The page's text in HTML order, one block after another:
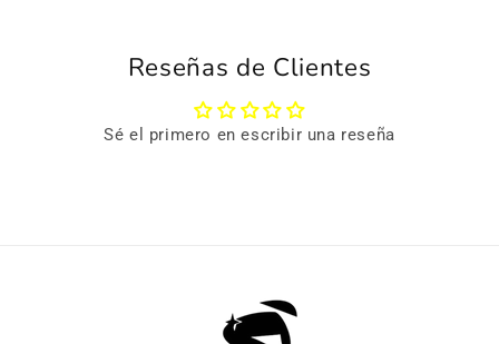
Reseñas de Clientes
Sé el primero en escribir una reseña